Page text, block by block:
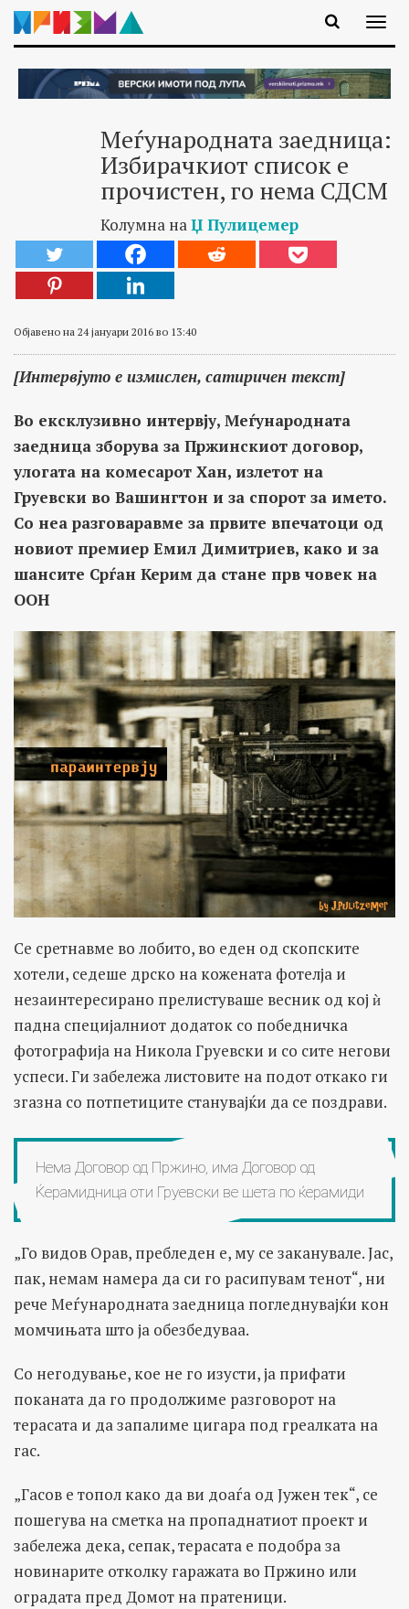
Меѓународната заедница:
Избирачкиот список е
прочистен, го нема СДСМ
Колумна наЏ Пулицемер
Објавено на 24 јануари 2016 во 13:40
[Интервјуто е измислен, сатиричен текст]
Во ексклузивно интервју, Меѓународната
заедница зборува за Пржинскиот договор,
улогата на комесарот Хан, излетот на
Груевски во Вашингтон и за спорот за името.
Со неа разговаравме за првите впечатоци од
новиот премиер Емил Димитриев, како и за
шансите Срѓан Керим да стане прв човек на
ООН
Се сретнавме во лобито, во еден од скопските
хотели, седеше дрско на кожената фотелја и
незаинтересирано прелистуваше весник од кој ѝ
падна специјалниот додаток со победничка
фотографија на Никола Груевски и со сите негови
успеси. Ги забележа листовите на подот откако ги
згазна со потпетиците станувајќи да се поздрави.
Нема Договор од Пржино, има Договор од
Ќерамидница оти Груевски ве шета по ќерамиди
„Го видов Орав, пребледен e, му се заканувале. Јас,
пак, немам намера да си го расипувам тенот“, ни
рече Меѓународната заедница погледнувајќи кон
момчињата што ја обезбедуваа.
Со негодување, кое не го изусти, ја прифати
поканата да го продолжиме разговорот на
терасата и да запалиме цигара под греалката на
гас.
„Гасов е топол како да ви доаѓа од Јужен тек“, се
пошегува на сметка на пропаднатиот проект и
забележа дека, сепак, терасата е подобра за
новинарите отколку гаражата во Пржино или
оградата пред Домот на пратеници.